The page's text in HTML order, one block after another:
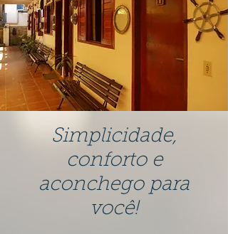
Simplicidade,
conforto e
aconchego para
você!